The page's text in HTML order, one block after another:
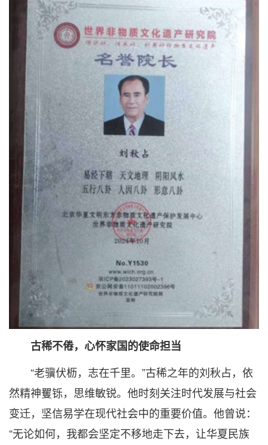
古稀不倦，心怀家国的使命担当
“老骥伏枥，志在千里。”古稀之年的刘秋占，依
然精神矍铄，思维敏锐。他时刻关注时代发展与社会
变迁，坚信易学在现代社会中的重要价值。他曾说：
“无论如何，我都会坚定不移地走下去，让华夏民族